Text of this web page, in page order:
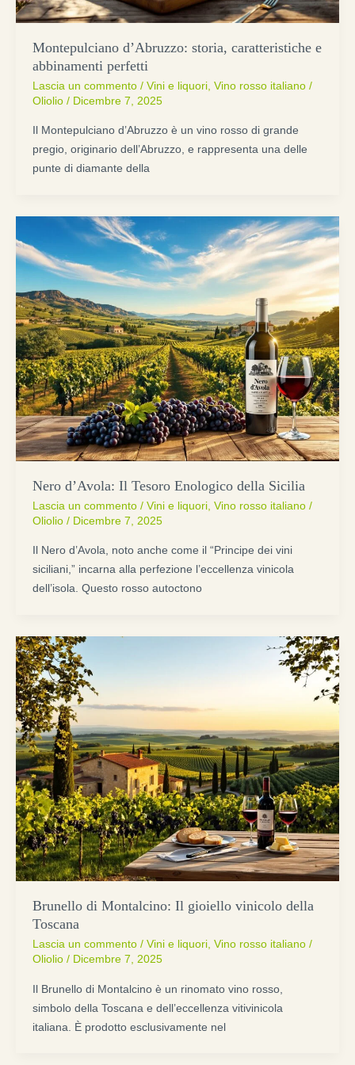
Montepulciano d’Abruzzo: storia, caratteristiche e
abbinamenti perfetti
Lascia un commento / Vini e liquori, Vino rosso italiano/
Oliolio / Dicembre 7, 2025
Il Montepulciano d’Abruzzo è un vino rosso di grande
pregio, originario dell’Abruzzo, e rappresenta una delle
punte di diamante della
Nero d’Avola: Il Tesoro Enologico della Sicilia
Lascia un commento / Vini e liquori, Vino rosso italiano/
Oliolio / Dicembre 7, 2025
Il Nero d’Avola, noto anche come il “Principe dei vini
siciliani,” incarna alla perfezione l’eccellenza vinicola
dell’isola. Questo rosso autoctono
Brunello di Montalcino: Il gioiello vinicolo della
Toscana
Lascia un commento / Vini e liquori, Vino rosso italiano/
Oliolio / Dicembre 7, 2025
Il Brunello di Montalcino è un rinomato vino rosso,
simbolo della Toscana e dell’eccellenza vitivinicola
italiana. È prodotto esclusivamente nel